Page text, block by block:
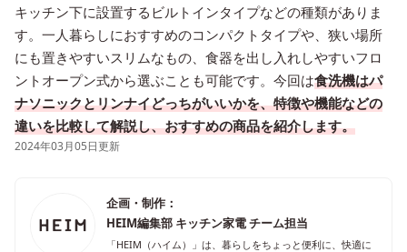
キッチン下に設置するビルトインタイプなどの種類がありま
す。一人暮らしにおすすめのコンパクトタイプや、狭い場所
にも置きやすいスリムなもの、食器を出し入れしやすいフロ
ントオープン式から選ぶことも可能です。今回は食洗機はパ
ナソニックとリンナイどっちがいいかを、特徴や機能などの
違いを比較して解説し、おすすめの商品を紹介します。
2024年03月05日更新
企画・制作：
HEIM編集部 キッチン家電 チーム担当
「HEIM（ハイム）」は、暮らしをちょっと便利に、快適に